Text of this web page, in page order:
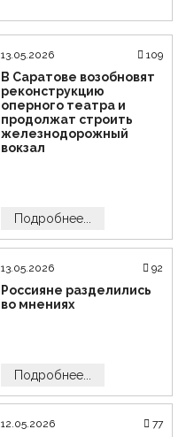
13.05.2026 109
В Саратове возобновят
реконструкцию
оперного театра и
продолжат строить
железнодорожный
вокзал
Подробнее...
13.05.2026 92
Россияне разделились
во мнениях
Подробнее...
12.05.2026 77